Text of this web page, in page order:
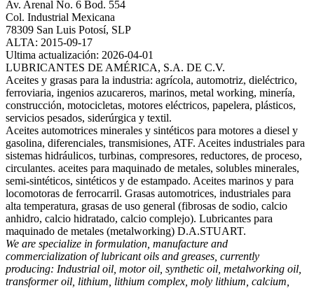
Av. Arenal No. 6 Bod. 554
Col. Industrial Mexicana
78309 San Luis Potosí, SLP
ALTA: 2015-09-17
Ultima actualización: 2026-04-01
LUBRICANTES DE AMÉRICA, S.A. DE C.V.
Aceites y grasas para la industria: agrícola, automotriz, dieléctrico,
ferroviaria, ingenios azucareros, marinos, metal working, minería,
construcción, motocicletas, motores eléctricos, papelera, plásticos,
servicios pesados, siderúrgica y textil.
Aceites automotrices minerales y sintéticos para motores a diesel y
gasolina, diferenciales, transmisiones, ATF. Aceites industriales para
sistemas hidráulicos, turbinas, compresores, reductores, de proceso,
circulantes. aceites para maquinado de metales, solubles minerales,
semi-sintéticos, sintéticos y de estampado. Aceites marinos y para
locomotoras de ferrocarril. Grasas automotrices, industriales para
alta temperatura, grasas de uso general (fibrosas de sodio, calcio
anhidro, calcio hidratado, calcio complejo). Lubricantes para
maquinado de metales (metalworking) D.A.STUART.
We are specialize in formulation, manufacture and
commercialization of lubricant oils and greases, currently
producing: Industrial oil, motor oil, synthetic oil, metalworking oil,
transformer oil, lithium, lithium complex, moly lithium, calcium,